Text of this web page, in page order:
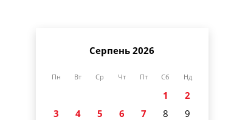
Серпень 2026
Пн Вт Ср Чт Пт Сб Нд
1
2
3
4 5 6 7 8
9